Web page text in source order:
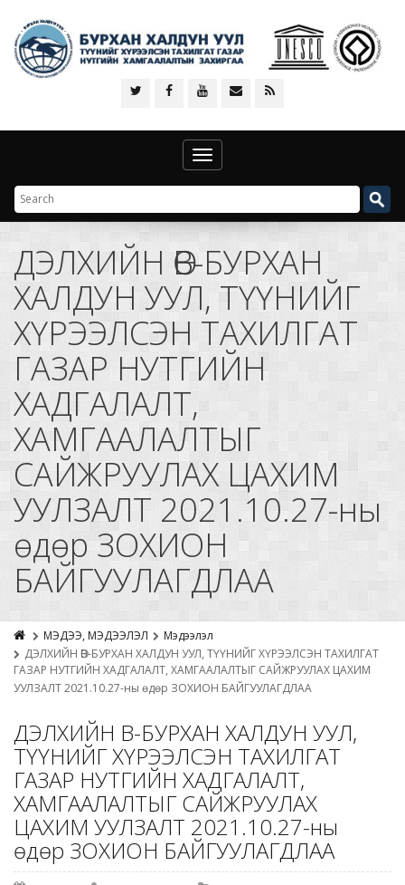
Toggle
navigation
ДЭЛХИЙН ӨВ-БУРХАН
ХАЛДУН УУЛ, ТҮҮНИЙГ
ХҮРЭЭЛСЭН ТАХИЛГАТ
ГАЗАР НУТГИЙН
ХАДГАЛАЛТ,
ХАМГААЛАЛТЫГ
САЙЖРУУЛАХ ЦАХИМ
УУЛЗАЛТ 2021.10.27-ны
өдөр ЗОХИОН
БАЙГУУЛАГДЛАА
МЭДЭЭ, МЭДЭЭЛЭЛ
Мэдээлэл
ДЭЛХИЙН ӨВ-БУРХАН ХАЛДУН УУЛ, ТҮҮНИЙГ ХҮРЭЭЛСЭН ТАХИЛГАТ
ГАЗАР НУТГИЙН ХАДГАЛАЛТ, ХАМГААЛАЛТЫГ САЙЖРУУЛАХ ЦАХИМ
УУЛЗАЛТ 2021.10.27-ны өдөр ЗОХИОН БАЙГУУЛАГДЛАА
ДЭЛХИЙН ӨВ-БУРХАН ХАЛДУН УУЛ,
ТҮҮНИЙГ ХҮРЭЭЛСЭН ТАХИЛГАТ
ГАЗАР НУТГИЙН ХАДГАЛАЛТ,
ХАМГААЛАЛТЫГ САЙЖРУУЛАХ
ЦАХИМ УУЛЗАЛТ 2021.10.27-ны
өдөр ЗОХИОН БАЙГУУЛАГДЛАА